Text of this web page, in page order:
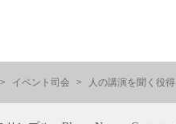
イベント司会 人の講演を聞く役得